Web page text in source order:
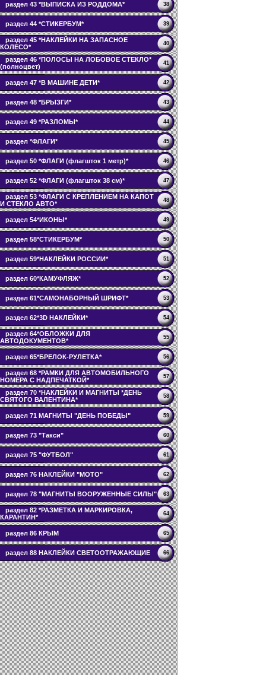
раздел 43 *ВЫПИСКА ИЗ РОДДОМА* 38
раздел 44 *СТИКЕРБУМ* 39
раздел 45 *НАКЛЕЙКИ НА ЗАПАСНОЕ
КОЛЕСО*
40
раздел 46 *ПОЛОСЫ НА ЛОБОВОЕ СТЕКЛО*
(полноцвет)
41
раздел 47 *В МАШИНЕ ДЕТИ* 42
раздел 48 *БРЫЗГИ* 43
раздел 49 *РАЗЛОМЫ* 44
раздел *ФЛАГИ* 45
раздел 50 *ФЛАГИ (флагшток 1 метр)* 46
раздел 52 *ФЛАГИ (флагшток 38 см)* 47
раздел 53 *ФЛАГИ С КРЕПЛЕНИЕМ НА КАПОТ
И СТЕКЛО АВТО*
48
раздел 54*ИКОНЫ* 49
раздел 58*СТИКЕРБУМ* 50
раздел 59*НАКЛЕЙКИ РОССИИ* 51
раздел 60*КАМУФЛЯЖ* 52
раздел 61*САМОНАБОРНЫЙ ШРИФТ* 53
раздел 62*3D НАКЛЕЙКИ* 54
раздел 64*ОБЛОЖКИ ДЛЯ
АВТОДОКУМЕНТОВ*
55
раздел 65*БРЕЛОК-РУЛЕТКА* 56
раздел 68 *РАМКИ ДЛЯ АВТОМОБИЛЬНОГО
НОМЕРА С НАДПЕЧАТКОЙ*
57
раздел 70 *НАКЛЕЙКИ И МАГНИТЫ *ДЕНЬ
СВЯТОГО ВАЛЕНТИНА*
58
раздел 71 МАГНИТЫ "ДЕНЬ ПОБЕДЫ" 59
раздел 73 "Такси" 60
раздел 75 "ФУТБОЛ" 61
раздел 76 НАКЛЕЙКИ "МОТО" 62
раздел 78 "МАГНИТЫ ВООРУЖЕННЫЕ СИЛЫ" 63
раздел 82 *РАЗМЕТКА И МАРКИРОВКА,
КАРАНТИН*
64
раздел 86 КРЫМ 65
раздел 88 НАКЛЕЙКИ СВЕТООТРАЖАЮЩИЕ 66